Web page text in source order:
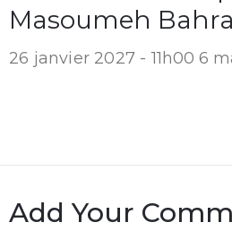
Masoumeh
26 janvier 2027 - 11h00 6
Add Your